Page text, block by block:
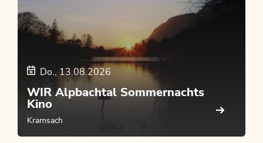
Do., 13.08.2026
WIR Alpbachtal Sommernachts
Kino
Kramsach